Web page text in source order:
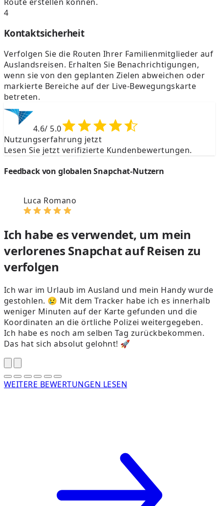
4
Kontaktsicherheit
Verfolgen Sie die Routen Ihrer Familienmitglieder auf
Auslandsreisen. Erhalten Sie Benachrichtigungen,
wenn sie von den geplanten Zielen abweichen oder
markierte Bereiche auf der Live-Bewegungskarte
betreten.
4.6/ 5.0
Nutzungserfahrung jetzt
Lesen Sie jetzt verifizierte Kundenbewertungen.
Feedback von globalen Snapchat-Nutzern
Luca Romano
Ich habe es verwendet, um mein
verlorenes Snapchat auf Reisen zu
verfolgen
Ich war im Urlaub im Ausland und mein Handy wurde
gestohlen. 😢 Mit dem Tracker habe ich es innerhalb
weniger Minuten auf der Karte gefunden und die
Koordinaten an die örtliche Polizei weitergegeben.
Ich habe es noch am selben Tag zurückbekommen.
Das hat sich absolut gelohnt! 🚀
WEITERE BEWERTUNGEN LESEN